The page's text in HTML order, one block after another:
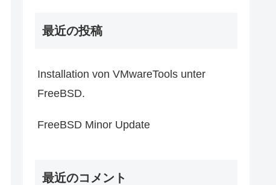
最近の投稿
Installation von VMwareTools unter
FreeBSD.
FreeBSD Minor Update
最近のコメント